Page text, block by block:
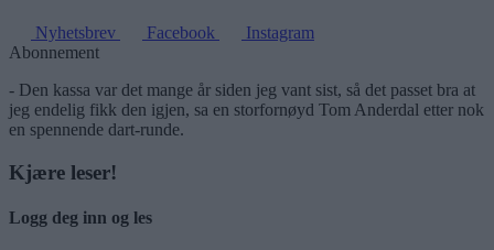
Nyhetsbrev Facebook
Instagram
Abonnement
- Den kassa var det mange år siden jeg vant sist, så det passet bra at
jeg endelig fikk den igjen, sa en storfornøyd Tom Anderdal etter nok
en spennende dart-runde.
Kjære leser!
Logg deg inn og les